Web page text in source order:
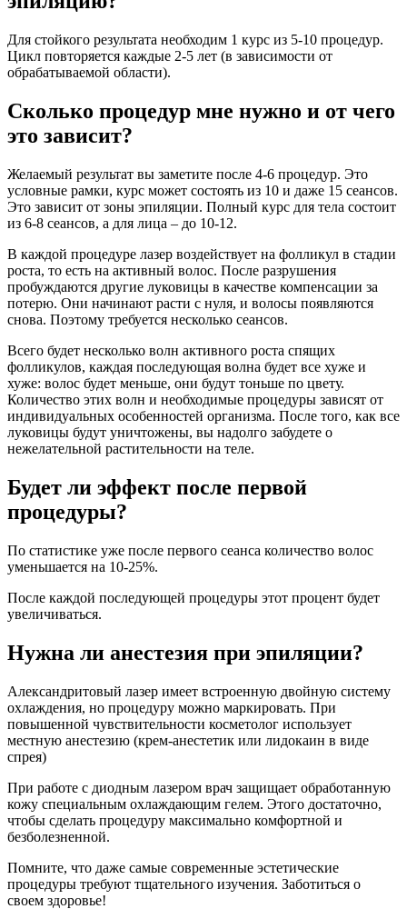
Для стойкого результата необходим 1 курс из 5-10 процедур.
Цикл повторяется каждые 2-5 лет (в зависимости от
обрабатываемой области).
Сколько процедур мне нужно и от чего
это зависит?
Желаемый результат вы заметите после 4-6 процедур. Это
условные рамки, курс может состоять из 10 и даже 15 сеансов.
Это зависит от зоны эпиляции. Полный курс для тела состоит
из 6-8 сеансов, а для лица – до 10-12.
В каждой процедуре лазер воздействует на фолликул в стадии
роста, то есть на активный волос. После разрушения
пробуждаются другие луковицы в качестве компенсации за
потерю. Они начинают расти с нуля, и волосы появляются
снова. Поэтому требуется несколько сеансов.
Всего будет несколько волн активного роста спящих
фолликулов, каждая последующая волна будет все хуже и
хуже: волос будет меньше, они будут тоньше по цвету.
Количество этих волн и необходимые процедуры зависят от
индивидуальных особенностей организма. После того, как все
луковицы будут уничтожены, вы надолго забудете о
нежелательной растительности на теле.
Будет ли эффект после первой
процедуры?
По статистике уже после первого сеанса количество волос
уменьшается на 10-25%.
После каждой последующей процедуры этот процент будет
увеличиваться.
Нужна ли анестезия при эпиляции?
Александритовый лазер имеет встроенную двойную систему
охлаждения, но процедуру можно маркировать. При
повышенной чувствительности косметолог использует
местную анестезию (крем-анестетик или лидокаин в виде
спрея)
При работе с диодным лазером врач защищает обработанную
кожу специальным охлаждающим гелем. Этого достаточно,
чтобы сделать процедуру максимально комфортной и
безболезненной.
Помните, что даже самые современные эстетические
процедуры требуют тщательного изучения. Заботиться о
своем здоровье!